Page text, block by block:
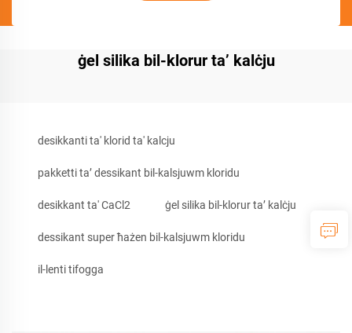
ġel silika bil-klorur ta’ kalċju
desikkanti ta' klorid ta' kalcju
pakketti ta’ dessikant bil-kalsjuwm kloridu
desikkant ta' CaCl2 ġel silika bil-klorur ta’ kalċju
dessikant super ħażen bil-kalsjuwm kloridu
il-lenti tifogga